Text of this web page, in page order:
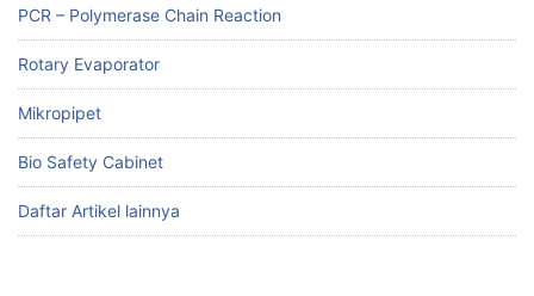
PCR – Polymerase Chain Reaction
Rotary Evaporator
Mikropipet
Bio Safety Cabinet
Daftar Artikel lainnya